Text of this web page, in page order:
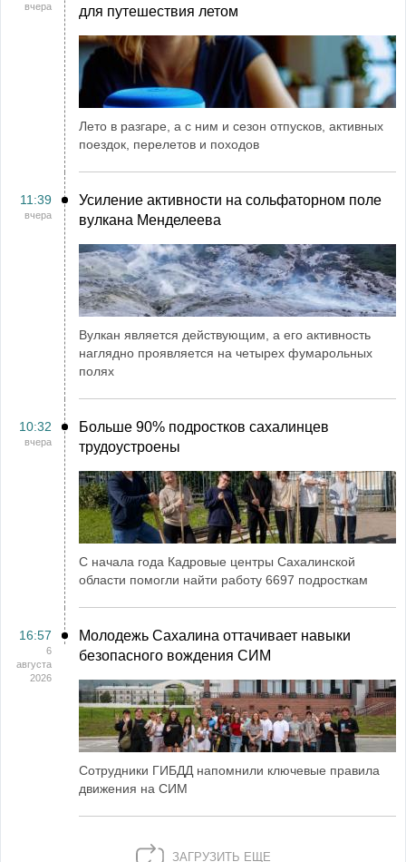
вчера
для путешествия летом
Лето в разгаре, а с ним и сезон отпусков, активных
поездок, перелетов и походов
11:39
вчера
Усиление активности на сольфаторном поле
вулкана Менделеева
Вулкан является действующим, а его активность
наглядно проявляется на четырех фумарольных
полях
10:32
вчера
Больше 90% подростков сахалинцев
трудоустроены
С начала года Кадровые центры Сахалинской
области помогли найти работу 6697 подросткам
16:57
6
августа
2026
Молодежь Сахалина оттачивает навыки
безопасного вождения СИМ
Сотрудники ГИБДД напомнили ключевые правила
движения на СИМ
ЗАГРУЗИТЬ ЕЩЕ